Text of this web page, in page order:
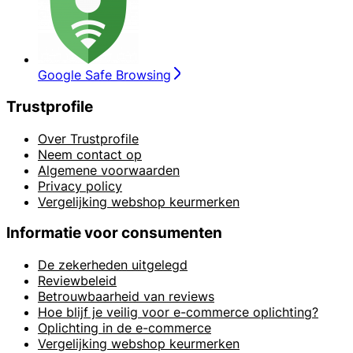
Google Safe Browsing
Trustprofile
Over Trustprofile
Neem contact op
Algemene voorwaarden
Privacy policy
Vergelijking webshop keurmerken
Informatie voor consumenten
De zekerheden uitgelegd
Reviewbeleid
Betrouwbaarheid van reviews
Hoe blijf je veilig voor e-commerce oplichting?
Oplichting in de e-commerce
Vergelijking webshop keurmerken